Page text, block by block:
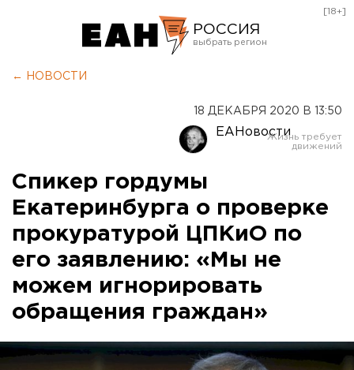
РОССИЯ
Оренбург
[18+]
← НОВОСТИ
18 ДЕКАБРЯ 2020 В 13:50
ЕАНовости
Спикер гордумы
Екатеринбурга о проверке
прокуратурой ЦПКиО по
его заявлению: «Мы не
можем игнорировать
обращения граждан»